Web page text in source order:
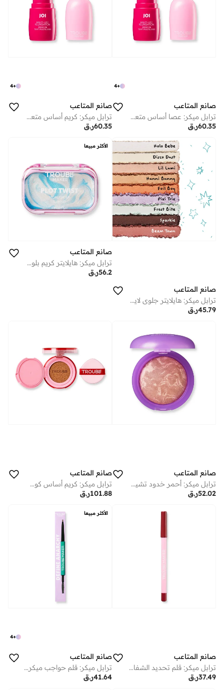
+
4
صانع المتاعب
ترابل ميكر: عصا أساس متعددة الاستخدامات جوي ستيك مون ووكر
ر.ق60.35
+
4
صانع المتاعب
ترابل ميكر: كريم أساس متعدد الاستخدامات جوي ستيك تشوزن وان
ر.ق60.35
صانع المتاعب
ترابل ميكر: هايلايتر جلوي لايتر بيم تاون بينك
ر.ق45.79
الأكثر مبيعا
صانع المتاعب
ترابل ميكر: هايلايتر كريم بلوت تويست كليرلي تويستد كلير
ر.ق56.2
صانع المتاعب
ترابل ميكر: أحمر خدود تشيكي بيك بليك سيل بيتش
ر.ق52.02
صانع المتاعب
ترابل ميكر: كريم أساس كوشن بوتون بوشر إير سيكرت بويت
ر.ق101.88
صانع المتاعب
ترابل ميكر: قلم تحديد الشفاه أوفردو إت سايد نوت وردي غامق
ر.ق37.49
الأكثر مبيعا
+
4
صانع المتاعب
ترابل ميكر: قلم حواجب ميكرو ديفاين أناركي — دارك براون
ر.ق41.64